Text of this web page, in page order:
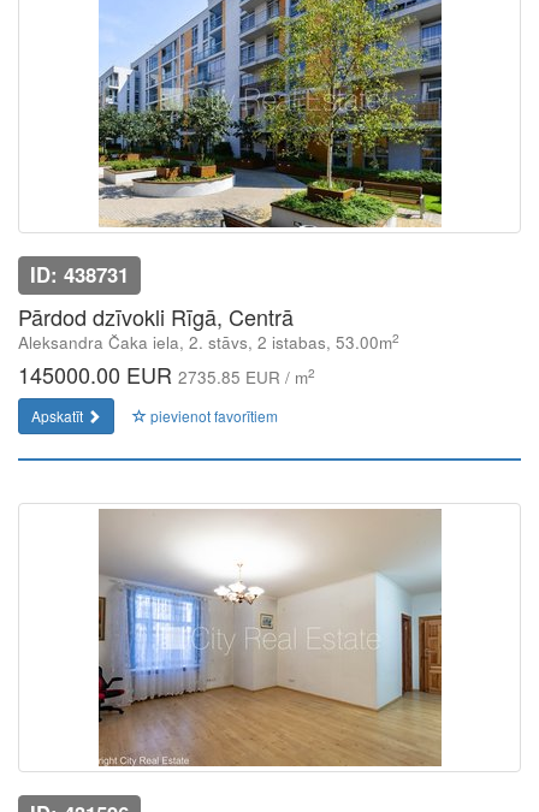
ID: 438731
Pārdod dzīvokli Rīgā, Centrā
Aleksandra Čaka iela, 2. stāvs, 2 istabas, 53.00m2
145000.00 EUR 2735.85 EUR / m2
Apskatīt pievienot favorītiem